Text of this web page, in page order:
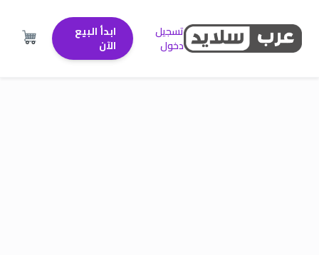
تسجيل
دخول
ابدأ البيع
الآن